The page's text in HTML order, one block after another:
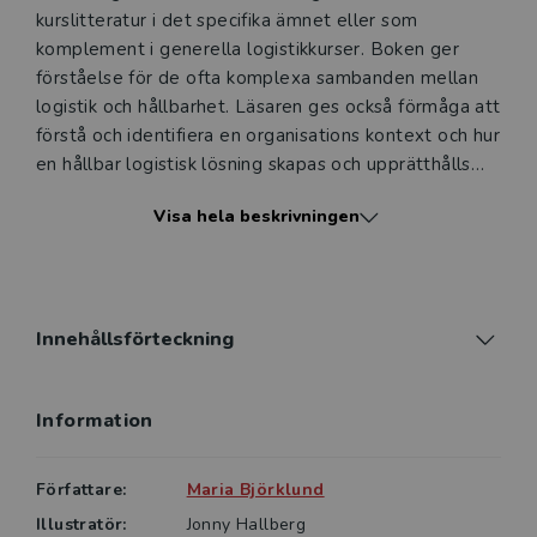
kurslitteratur i det specifika ämnet eller som
komplement i generella logistikkurser. Boken ger
förståelse för de ofta komplexa sambanden mellan
logistik och hållbarhet. Läsaren ges också förmåga att
förstå och identifiera en organisations kontext och hur
en hållbar logistisk lösning skapas och upprätthålls
aktörssamverkan har fått ökat utrymme i denna tredje
är att ge läsaren flertalet exempel och perspektiv för
vinkel. Bokens innehåll är förankrat i aktuell forskning
Visa hela beskrivningen
Innehållsförteckning
Information
Författare:
Maria Björklund
Illustratör:
Jonny Hallberg